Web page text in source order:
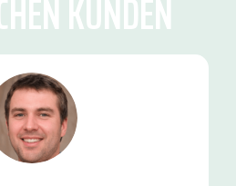
KUNDEN